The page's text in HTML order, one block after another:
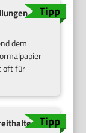
dem
oft für